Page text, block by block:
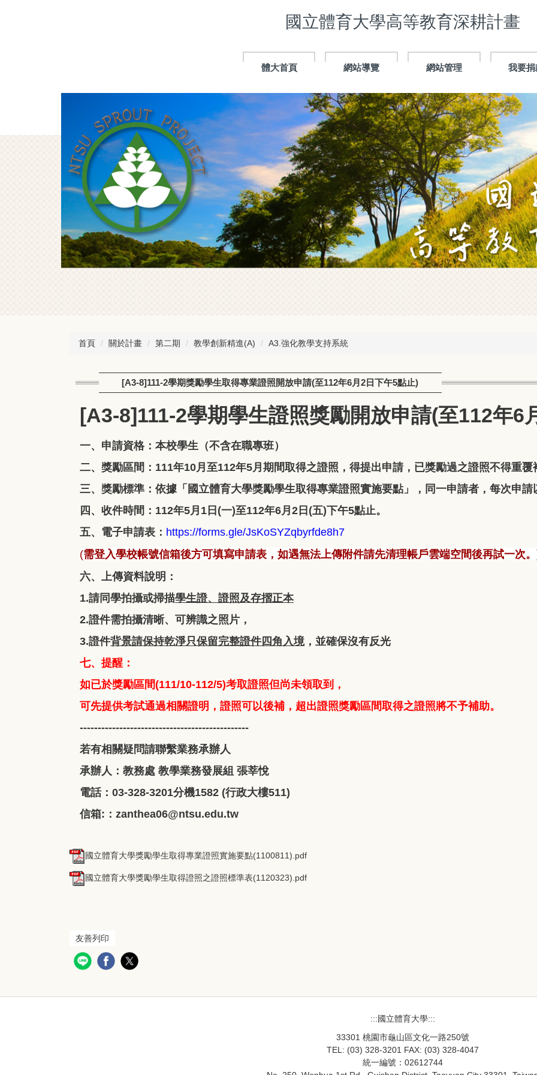
國立體育大學高等教育深耕計畫
體大首頁 網站導覽 網站管理 我要
首頁 關於計畫 第二期 教學創新精進(A) A3.強化教學支持系統
[A3-8]111-2學期獎勵學生取得專業證照開放申請(至112年6月2日下午5點止)
[A3-8]111-2學期學生證照獎勵開放申請(至112年6
一、申請資格：本校學生（不含在職專班）
二、獎勵區間：111年10月至112年5月期間取得之證照，得提出申請，已獎勵過之證照不得重覆
三、獎勵標準：依據「國立體育大學獎勵學生取得專業證照實施要點」，同一申請者，每次申
四、收件時間：112年5月1日(一)至112年6月2日(五)下午5點止。
五、電子申請表： https://forms.gle/JsKoSYZqbyrfde8h7
(需登入學校帳號信箱後方可填寫申請表， 如遇無法上傳附件請先清理帳戶雲端空間後再試一次
六、上傳資料說明：
1.請同學拍攝或掃描學生證、證照及存摺正本
2.證件需拍攝清晰、可辨識之照片，
3.證件背景請保持乾淨只保留完整證件四角入境，並確保沒有反光
七、提醒：
如已於獎勵區間(111/10-112/5)考取證照但尚未領取到，
可先提供考試通過相關證明，證照可以後補，超出證照獎勵區間取得之證照將不予補助。
-----------------------------------------------
若有相關疑問請聯繫業務承辦人
承辦人：教務處 教學業務發展組 張莘悅
電話：03-328-3201分機1582 (行政大樓511)
信箱:：zanthea06@ntsu.edu.tw
國立體育大學獎勵學生取得專業證照實施要點(1100811).pdf
國立體育大學獎勵學生取得證照之證照標準表(1120323).pdf
友善列印
:::國立體育大學:::
33301 桃園市龜山區文化一路250號
TEL: (03) 328-3201 FAX: (03) 328-4047
統一編號：02612744